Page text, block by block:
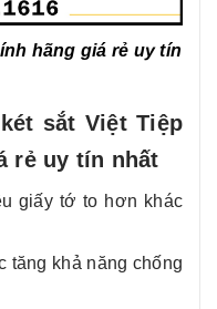
hãng giá rẻ uy tín
sắt Việt Tiệp
rẻ uy tín nhất
giấy tớ to hơn khác
tăng khả năng chống